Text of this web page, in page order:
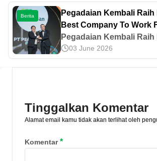
Berita
Pegadaian Kembali
Best Company To Work
Untuk Ketujuh Kalinya
Pegadaian Kembali
Best Company To Work
Untuk Ketujuh Kalinya
03 June 2026
Tinggalkan Komentar
Alamat email kamu tidak akan terlihat oleh
Komentar*